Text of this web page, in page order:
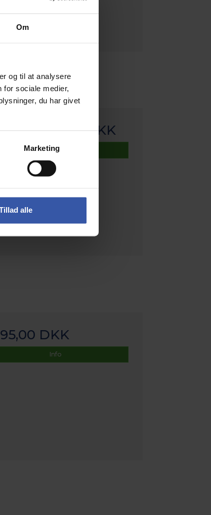
Om
og til at analysere
for sociale medier,
du har givet
Marketing
alle
fra 1.145,00 DKK
Info
DKK
Info